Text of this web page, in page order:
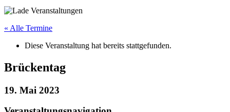
« Alle Termine
Diese Veranstaltung hat bereits stattgefunden.
Brückentag
19. Mai 2023